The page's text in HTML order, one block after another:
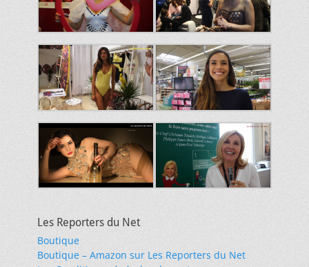
Les Reporters du Net
Boutique
Boutique – Amazon sur Les Reporters du Net